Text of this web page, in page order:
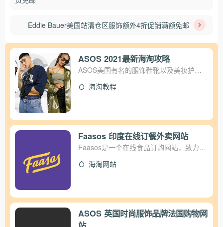
Eddie Bauer美国站清仓区服饰额外4折促销满额免邮
ASOS 2021最新海淘攻略
ASOS美国有名的服饰鞋靴以及美妆护肤
王以及亚太地区官网等，是海淘的热门网
上ASOS促销活动，价格就更合适了。本
文主要是为大家介绍ASOS海淘购物攻
略，告诉大家怎么注册ASOS并下单购
买，欢迎大家点击查看。 1、打开ASOS网
站地址：http://www.asos.com，点击如下
老用户可以点击sign in登录账号，没有账
所示，点击join in，就完成了账号注册；
海淘教程
Faasos 印度在线订餐外卖网站
Faasos是一个在线食品订购网站，致力于
使食品订购无忧。
海淘网站
ASOS 英国时尚服饰品牌法国购物网